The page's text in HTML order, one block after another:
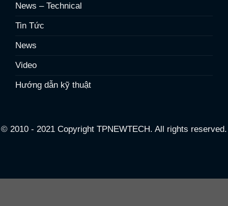
News – Technical
Tin Tức
News
Video
Hướng dẫn kỹ thuật
© 2010 - 2021 Copyright TPNEWTECH. All rights reserved.